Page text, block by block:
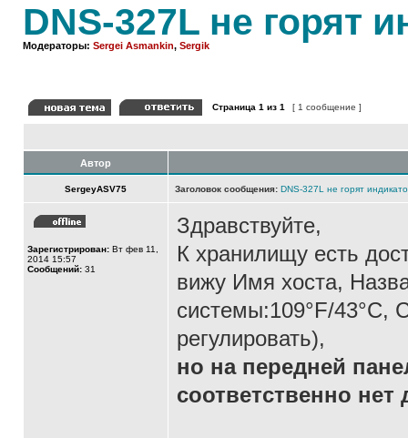
DNS-327L не горят
Модераторы: Sergei Asmankin, Sergik
Страница 1 из 1 [ 1 сообщение ]
Автор
SergeyASV75 Заголовок сообщения: DNS-327L не горят
Зарегистрирован: Вт фев 11,
2014 15:57
Сообщений: 31
Здравствуйте,
К хранилищу есть
вижу Имя хоста,
системы:109°F/43°C,
регулировать),
но на передней
соответственно нет